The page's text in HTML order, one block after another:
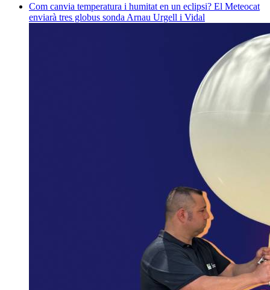
Com canvia temperatura i humitat en un eclipsi? El Meteocat
enviarà tres globus sonda Arnau Urgell i Vidal